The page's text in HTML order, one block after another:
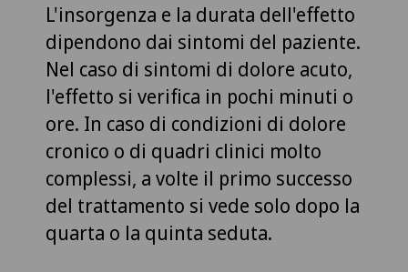
L'insorgenza e la durata dell'effetto
dipendono dai sintomi del paziente.
Nel caso di sintomi di dolore acuto,
l'effetto si verifica in pochi minuti o
ore. In caso di condizioni di dolore
cronico o di quadri clinici molto
complessi, a volte il primo successo
del trattamento si vede solo dopo la
quarta o la quinta seduta.